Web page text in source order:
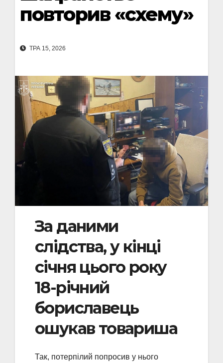
повторив «схему»
ТРА 15, 2026
За даними
слідства, у кінці
січня цього року
18-річний
бориславець
ошукав товариша
Так, потерпілий попросив у нього